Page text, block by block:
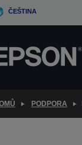
ČEŠTINA
PODPORA